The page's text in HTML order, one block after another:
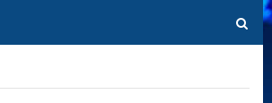
T
o
g